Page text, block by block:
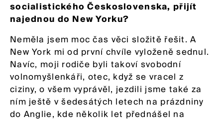
socialistického Československa, přijít
najednou do New Yorku?
Neměla jsem moc čas věci složitě řešit. A
New York mi od první chvíle vyloženě sednul.
Navíc, moji rodiče byli takoví svobodní
volnomyšlenkáři, otec, když se vracel z
ciziny, o všem vyprávěl, jezdili jsme také za
ním ještě v šedesátých letech na prázdniny
do Anglie, kde několik let přednášel na